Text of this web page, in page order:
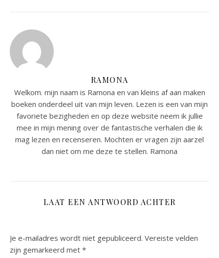
RAMONA
Welkom. mijn naam is Ramona en van kleins af aan maken
boeken onderdeel uit van mijn leven. Lezen is een van mijn
favoriete bezigheden en op deze website neem ik jullie
mee in mijn mening over de fantastische verhalen die ik
mag lezen en recenseren. Mochten er vragen zijn aarzel
dan niet om me deze te stellen. Ramona
LAAT EEN ANTWOORD ACHTER
Je e-mailadres wordt niet gepubliceerd. Vereiste velden
zijn gemarkeerd met *